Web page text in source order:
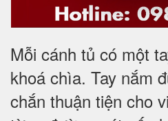
Mỗi cánh tủ có một
khoá chìa. Tay nắm
chắn thuận tiện cho